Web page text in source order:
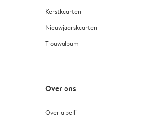
Kerstkaarten
Nieuwjaarskaarten
Trouwalbum
Over ons
Over albelli